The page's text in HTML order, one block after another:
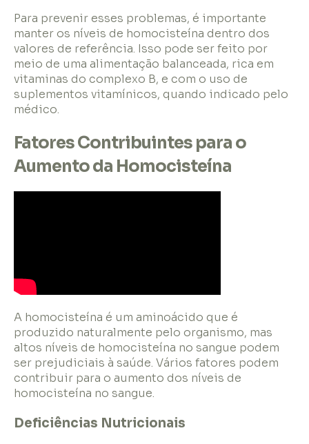
Para prevenir esses problemas, é importante
manter os níveis de homocisteína dentro dos
valores de referência. Isso pode ser feito por
meio de uma alimentação balanceada, rica em
vitaminas do complexo B, e com o uso de
suplementos vitamínicos, quando indicado pelo
médico.
Fatores Contribuintes para o
Aumento da Homocisteína
A homocisteína é um aminoácido que é
produzido naturalmente pelo organismo, mas
altos níveis de homocisteína no sangue podem
ser prejudiciais à saúde. Vários fatores podem
contribuir para o aumento dos níveis de
homocisteína no sangue.
Deficiências Nutricionais